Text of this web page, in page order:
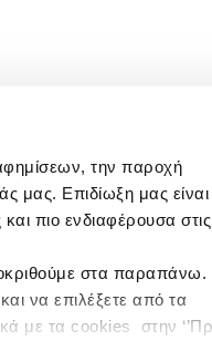
την παροχή
μας. Επιδίωξη μας
πιο ενδιαφέρουσα στις
στα παραπάνω.
να επιλέξετε από τα
με τα cookies στην